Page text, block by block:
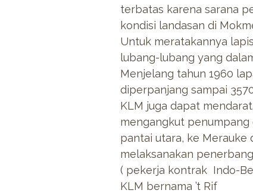
terbatas karena sarana
kondisi landasan di
Untuk meratakannya
lubang-lubang yang
Menjelang tahun 1960
diperpanjang sampai
KLM juga dapat
mengangkut
pantai utara, ke Merauke
melaksanakan
( pekerja kontrak Indo-
KLM bernama ’t Rif